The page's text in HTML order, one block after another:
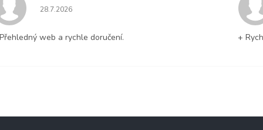
Hodnocení obchodu je 5 z 5 hvězdiček.
28.7.2026
web a rychle doručení. +